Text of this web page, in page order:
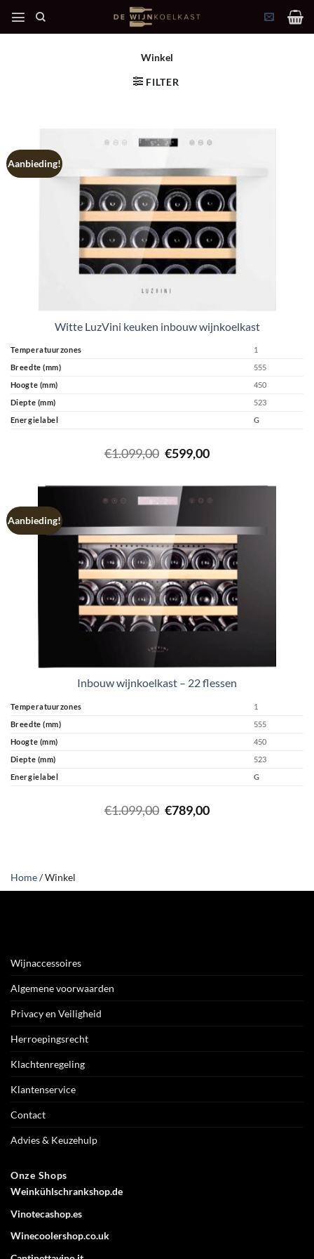
naar
Winkel
FILTER
Aanbieding!
Witte LuzVini keuken inbouw wijnkoelkast
Temperatuurzones
1
Breedte (mm)
555
Hoogte (mm)
450
Diepte (mm)
523
Energielabel
G
€1.099,00 Oorspronkelijke
€1.099,00.
€599,00Huidige
€599,00.
Aanbieding!
Inbouw wijnkoelkast – 22 flessen
Temperatuurzones
1
Breedte (mm)
555
Hoogte (mm)
450
Diepte (mm)
523
Energielabel
G
€1.099,00 Oorspronkelijke
€789,00Huidige
Home/Winkel
Wijnaccessoires
Algemene voorwaarden
Privacy en Veiligheid
Herroepingsrecht
Klachtenregeling
Klantenservice
Contact
Advies & Keuzehulp
Onze Shops
Weinkühlschrankshop.de
Vinotecashop.es
Winecoolershop.co.uk